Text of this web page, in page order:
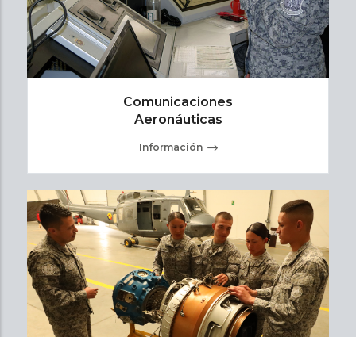
Comunicaciones
Aeronáuticas
Información